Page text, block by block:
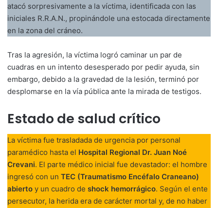
atacó sorpresivamente a la víctima, identificada con las
iniciales R.R.A.N., propinándole una estocada directamente
en la zona del cráneo.
Tras la agresión, la víctima logró caminar un par de
cuadras en un intento desesperado por pedir ayuda, sin
embargo, debido a la gravedad de la lesión, terminó por
desplomarse en la vía pública ante la mirada de testigos.
Estado de salud crítico
La víctima fue trasladada de urgencia por personal
paramédico hasta el Hospital Regional Dr. Juan Noé
Crevani. El parte médico inicial fue devastador: el hombre
ingresó con un TEC (Traumatismo Encéfalo Craneano)
abierto y un cuadro de shock hemorrágico. Según el ente
persecutor, la herida era de carácter mortal y, de no haber